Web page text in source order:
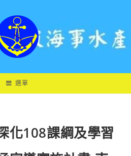
選單
化108課綱及學習